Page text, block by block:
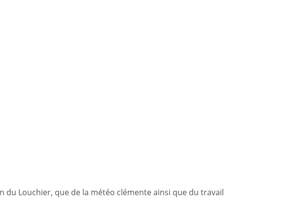
du Louchier, que de la météo clémente ainsi que du travail